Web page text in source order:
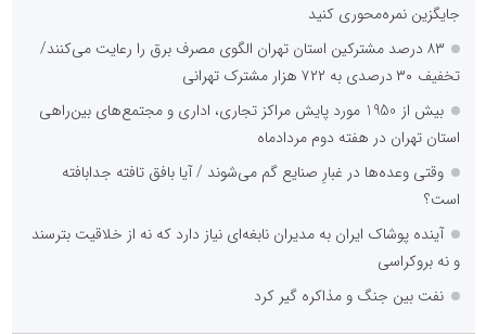
جایگزین نمره‌محوری کنید
۸۳ درصد مشترکین استان تهران الگوی مصرف برق را رعایت می‌کنند/
تخفیف ۳۰ درصدی به ۷۲۲ هزار مشترک تهرانی
بیش از 1950 مورد پایش مراکز تجاری، اداری و مجتمع‌های بین‌راهی
استان تهران در هفته دوم مردادماه
وقتی وعده‌ها در غبارِ صنایع گم می‌شوند / آیا بافق تافته جدابافته
است؟
آینده پوشاک ایران به مدیران نابغه‌ای نیاز دارد که نه از خلاقیت بترسند
و نه بروکراسی
نفت بین جنگ و مذاکره گیر کرد